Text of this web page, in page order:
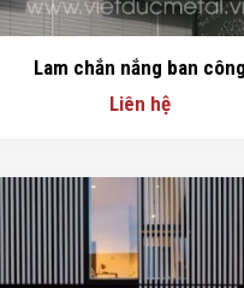
Lam chắn nắng ban công
Liên hệ